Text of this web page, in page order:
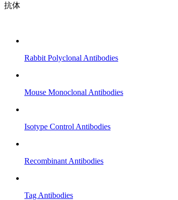
抗体
Rabbit Polyclonal Antibodies
Mouse Monoclonal Antibodies
Isotype Control Antibodies
Recombinant Antibodies
Tag Antibodies